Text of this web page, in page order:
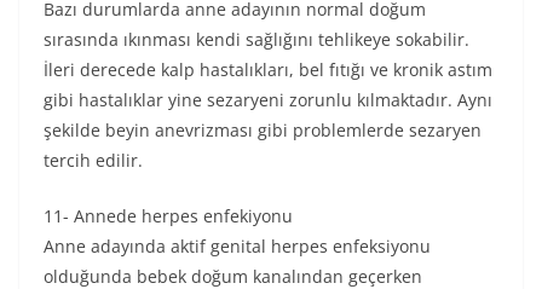
Bazı durumlarda anne adayının normal doğum
sırasında ıkınması kendi sağlığını tehlikeye sokabilir.
İleri derecede kalp hastalıkları, bel fıtığı ve kronik astım
gibi hastalıklar yine sezaryeni zorunlu kılmaktadır. Aynı
şekilde beyin anevrizması gibi problemlerde sezaryen
tercih edilir.
11- Annede herpes enfekiyonu
Anne adayında aktif genital herpes enfeksiyonu
olduğunda bebek doğum kanalından geçerken